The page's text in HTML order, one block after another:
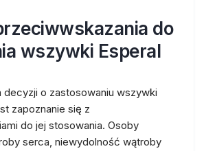
do
wszywki Esperal
decyzji o zastosowaniu wszywki
zapoznanie się z
do jej stosowania. Osoby
serca, niewydolność wątroby